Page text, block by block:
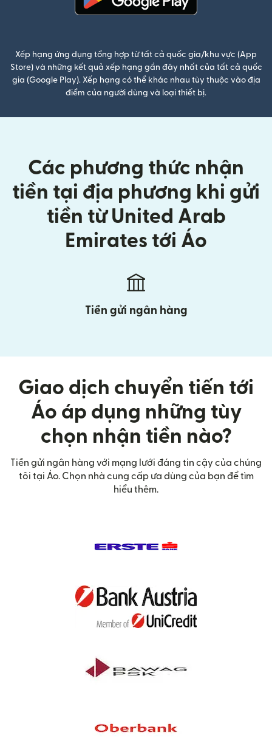
Xếp hạng ứng dụng tổng hợp từ tất cả quốc gia/khu vực (App
Store) và những kết quả xếp hạng gần đây nhất của tất cả quốc
gia (Google Play). Xếp hạng có thể khác nhau tùy thuộc vào địa
điểm của người dùng và loại thiết bị.
Các phương thức nhận
tiền tại địa phương khi gửi
tiền từ United Arab
Emirates tới Áo
Tiền gửi ngân hàng
Giao dịch chuyển tiến tới
Áo áp dụng những tùy
chọn nhận tiền nào?
Tiền gửi ngân hàng với mạng lưới đáng tin cậy của chúng
tôi tại Áo. Chọn nhà cung cấp ưa dùng của bạn để tìm
hiểu thêm.